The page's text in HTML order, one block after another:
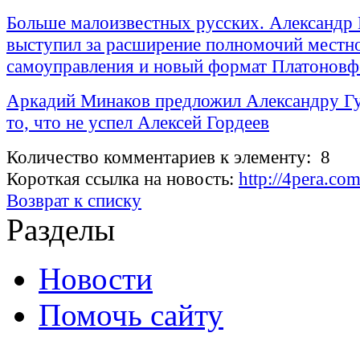
Больше малоизвестных русских. Александр
выступил за расширение полномочий
самоуправления и новый формат
Аркадий Минаков предложил Александру
то, что не успел Алексей Гордеев
Количество комментариев к элементу: 8
Короткая ссылка на новость: http://
Возврат к списку
Разделы
Новости
Помочь сайту